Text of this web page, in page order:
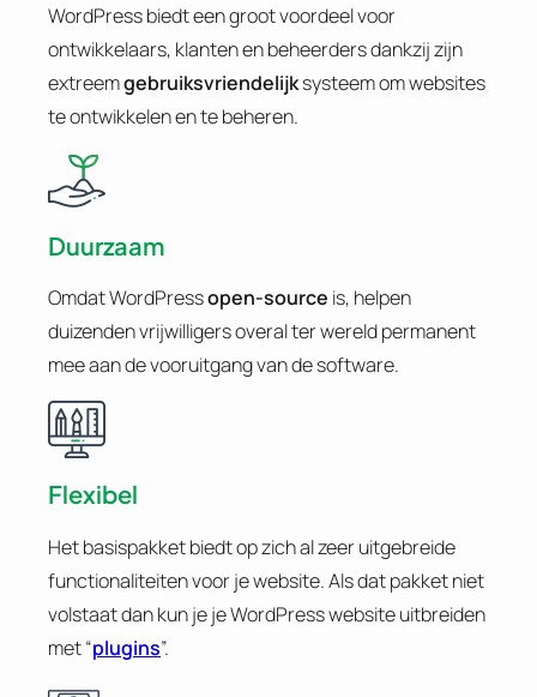
WordPress biedt een groot voordeel voor
ontwikkelaars, klanten en beheerders dankzij zijn
extreemgebruiksvriendelijksysteem om websites
te ontwikkelen en te beheren.
Duurzaam
Omdat WordPressopen-source is, helpen
duizenden vrijwilligers overal ter wereld permanent
mee aan de vooruitgang van de software.
Flexibel
Het basispakket biedt op zich al zeer uitgebreide
functionaliteiten voor je website. Als dat pakket niet
volstaat dan kun je je WordPress website uitbreiden
met “plugins”.